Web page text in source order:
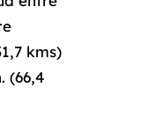
kms)
(66,4